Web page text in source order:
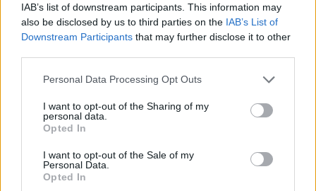
IAB’s list of downstream participants. This information may
also be disclosed by us to third parties on the IAB’s List of
Downstream Participants that may further disclose it to other
Personal Data Processing Opt Outs
I want to opt-out of the Sharing of my
personal data.
Opted In
I want to opt-out of the Sale of my
Personal Data.
Opted In
valamint Horváth Zita felsőoktatásért felelős helyettes
államtitkár 2020. március 20-án Miskolcra látogatott, hogy
egyeztessen a Miskolci Egyetem vezetőivel az intézmény
jövőjéről. A kormány döntött arról, hogy a Miskolci Egyetem
versenyképesebb struktúrában fog tovább működni. A
A keresett cikk a portfolio.hu hírarchívumához
tartozik, melynek olvasása előfizetéses